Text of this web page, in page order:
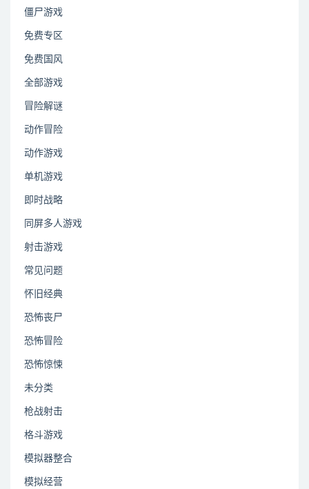
僵尸游戏
免费专区
免费国风
全部游戏
冒险解谜
动作冒险
动作游戏
单机游戏
即时战略
同屏多人游戏
射击游戏
常见问题
怀旧经典
恐怖丧尸
恐怖冒险
恐怖惊悚
未分类
枪战射击
格斗游戏
模拟器整合
模拟经营